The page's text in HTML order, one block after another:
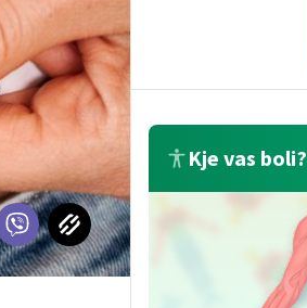
Kje vas boli?